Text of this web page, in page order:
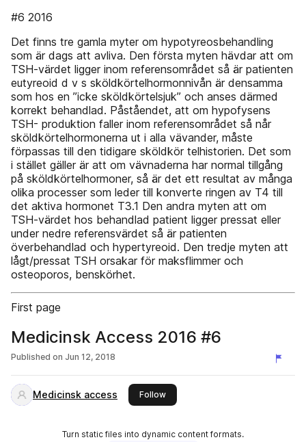
#6 2016
Det finns tre gamla myter om hypotyreos­behandling
som är dags att avliva. Den första myten hävdar att om
TSH-värdet ligger inom referensområdet så är patienten
eutyreoid d v s sköldkörtelhormonnivån är densamma
som hos en ”icke sköldkörtelsjuk” och anses därmed
korrekt behandlad. Påståendet, att om hypofysens
TSH- produktion faller inom referensområdet så når
sköldkörtelhormonerna ut i alla vävander, måste
förpassas till den tidigare sköldkör­ telhistorien. Det som
i stället gäller är att om vävnaderna har normal tillgång
på sköldkörtelhormoner, så är det ett resultat av många
olika processer som leder till konverte­ ringen av T4 till
det aktiva hormonet T3.1 Den andra myten att om
TSH-värdet hos behandlad patient ligger pressat eller
under nedre referensvärdet så är patienten
överbehandlad och hypertyreoid. Den tredje myten att
lågt/pressat TSH orsakar för­ maksflimmer och
osteoporos, benskörhet.
First page
Medicinsk Access 2016 #6
Published on Jun 12, 2018
Medicinsk access Followthis publisher
Turn static files into dynamic content formats.